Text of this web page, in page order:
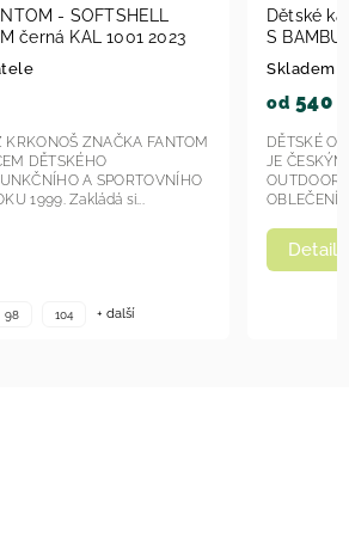
Dětské kalhoty Fantom -
S BAMBUSEM KAL 1007 - modrá
DĚTSKÉ OBLEČENÍ Z KRKONOŠ ZNAČKA
JE ČESKÝM VÝROBCEM DĚTSKÉHO
OUTDOOROVÉHO, FUNKČNÍHO A
OBLEČENÍ JIŽ OD ROKU 1999. Zakládá si...